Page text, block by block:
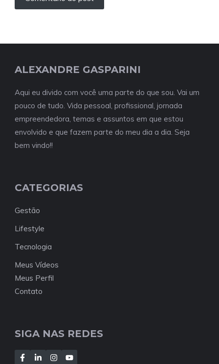
ALEXANDRE GASPARINI
Aqui eu divido com você uma parte do que sou. Vai um
pouco de tudo. Vida pessoal, profissional, jornada
empreendedora, temas e assuntos em que estou
envolvido e que fazem parte do meu dia a dia. Seja
bem vindo!!
CATEGORIAS
Gestão
Lifestyle
Tecnologia
Meus Vídeos
Meus Perfil
Contato
SIGA NAS REDES